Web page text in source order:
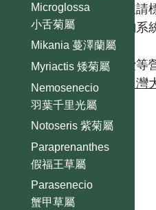
Microglossa
小舌菊屬
Mikania 蔓澤蘭屬
Myriactis 矮菊屬
Nemosenecio
羽葉千里光屬
Notoseris 紫菊屬
Paraprenanthes
假福王草屬
Parasenecio
蟹甲草屬
歡迎引用本網站資料，並請
【台灣植物資訊整合查詢系
https://tai2.ntu.edu.tw。】
且不得有收取資料查詢費等
如需商業使用，請聯繫
台